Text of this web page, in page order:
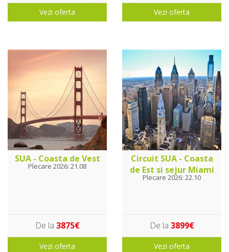
Vezi oferta Vezi oferta
SUA - Coasta de Vest
Plecare 2026: 21.08
De la 3875€
Vezi oferta
Circuit SUA - Coasta
de Est si sejur Miami
Plecare 2026: 22.10
De la 3899€
Vezi oferta